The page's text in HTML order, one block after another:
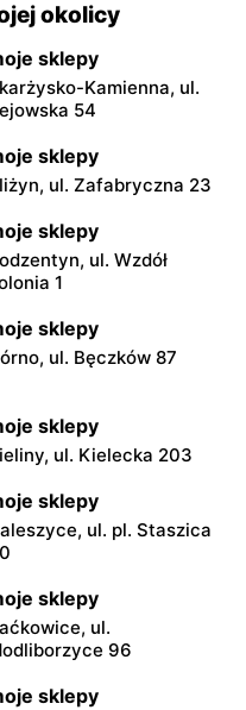
okolicy
sklepy
Kamienna, ul.
54
sklepy
ul. Zafabryczna 23
sklepy
ul. Wzdół
1
sklepy
ul. Bęczków 87
sklepy
ul. Kielecka 203
sklepy
ul. pl. Staszica
sklepy
ul.
96
sklepy